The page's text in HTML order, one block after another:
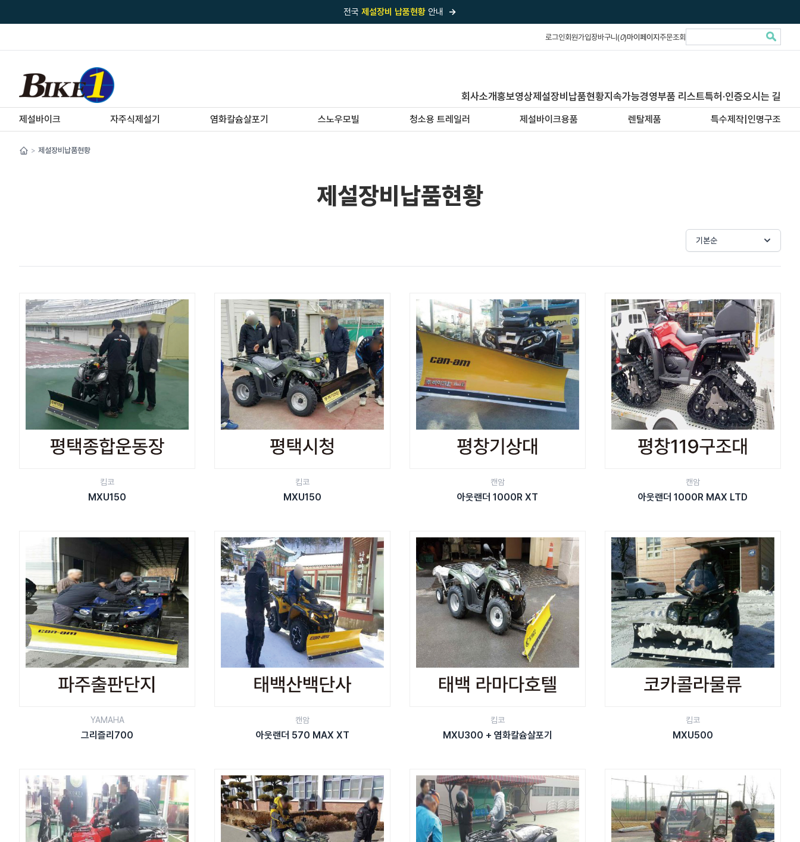
전국 제설장비 납품현황 안내 →
'국내 유일'의 특허 제설 시스템보유기업
전국이 선택한제설·다목적 장비 전문기업
로그인회원가입장바구니(0)마이페이지 주문조회
회사소개홍보영상제설장비납품현황지속가능경영부품 리스트특허·인증오시는 길
제설바이크 자주식제설기 염화칼슘살포기 스노우모빌 청소용 트레일러 제설바이크용품 렌탈제품 특수제작|인명구조
> 제설장비납품현황
제설장비납품현황
기본순
킴코
MXU150
킴코
MXU150
캔암
아웃랜더 1000R XT
캔암
아웃랜더 1000R MAX LTD
YAMAHA
그리즐리700
캔암
아웃랜더 570 MAX XT
킴코
MXU300 + 염화칼슘살포기
킴코
MXU500